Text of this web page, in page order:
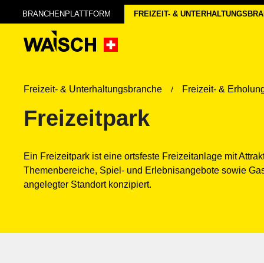
BRANCHENPLATTFORM FREIZEIT- &
Freizeit- & Unterhaltungsbranche Freizeit- &
Freizeitpark
Ein Freizeitpark ist eine ortsfeste Freizeitanlage mit
Themenbereiche, Spiel- und Erlebnisangebote sowie
angelegter Standort konzipiert.